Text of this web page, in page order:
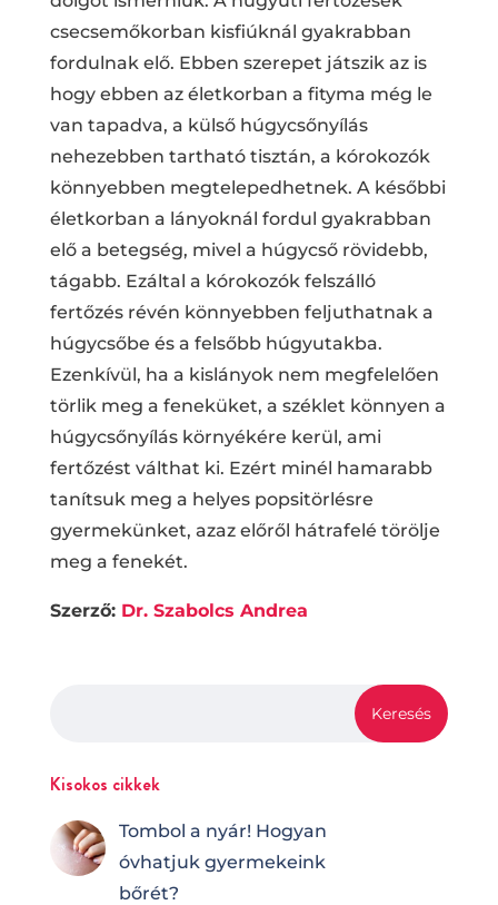
csecsemőkorban kisfiúknál gyakrabban
fordulnak elő. Ebben szerepet játszik az is
hogy ebben az életkorban a fityma még le
van tapadva, a külső húgycsőnyílás
nehezebben tartható tisztán, a kórokozók
könnyebben megtelepedhetnek. A későbbi
életkorban a lányoknál fordul gyakrabban
elő a betegség, mivel a húgycső rövidebb,
tágabb. Ezáltal a kórokozók felszálló
fertőzés révén könnyebben feljuthatnak a
húgycsőbe és a felsőbb húgyutakba.
Ezenkívül, ha a kislányok nem megfelelően
törlik meg a feneküket, a széklet könnyen a
húgycsőnyílás környékére kerül, ami
fertőzést válthat ki. Ezért minél hamarabb
tanítsuk meg a helyes popsitörlésre
gyermekünket, azaz előről hátrafelé törölje
meg a fenekét.
Szerző: Dr. Szabolcs Andrea
Kisokos cikkek
Tombol a nyár! Hogyan
óvhatjuk gyermekeink
bőrét?